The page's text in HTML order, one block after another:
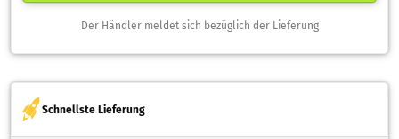
Der Händler meldet sich bezüglich der Lieferung
Schnellste Lieferung